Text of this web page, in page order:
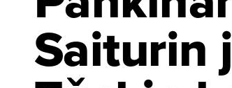
Saiturin